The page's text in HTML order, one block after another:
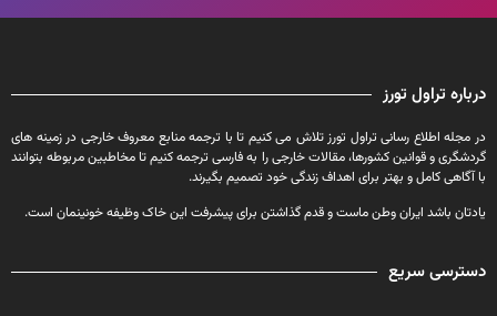
درباره تراول تورز
در مجله اطلاع رسانی تراول تورز تلاش می کنیم تا با ترجمه منابع معروف خارجی در زمینه های
گردشگری و قوانین کشورها، مقالات خارجی را به فارسی ترجمه کنیم تا مخاطبین مربوطه بتوانند
با آگاهی کامل و بهتر برای اهداف زندگی خود تصمیم بگیرند.
یادتان باشد ایران وطن ماست و قدم گذاشتن برای پیشرفت این خاک وظیفه خونینمان است.
دسترسی سریع